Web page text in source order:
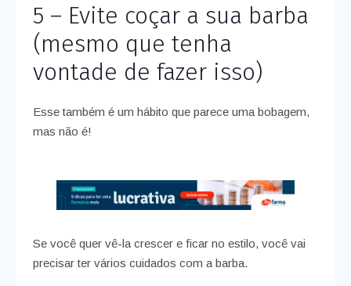
5 – Evite coçar a sua barba
(mesmo que tenha
vontade de fazer isso)
Esse também é um hábito que parece uma bobagem,
mas não é!
Se você quer vê-la crescer e ficar no estilo, você vai
precisar ter vários cuidados com a barba.